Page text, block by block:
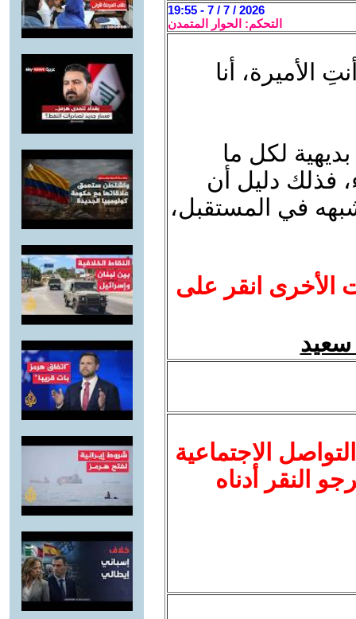
2026 / 7 / 7 - 19:55
التحكم: الحوار المتمدن
الأميرة، أنا
لكل ما
فذلك دليل أن
في المستقبل،
الأخرى انقر على
الاجتماعية
النقر أدناه